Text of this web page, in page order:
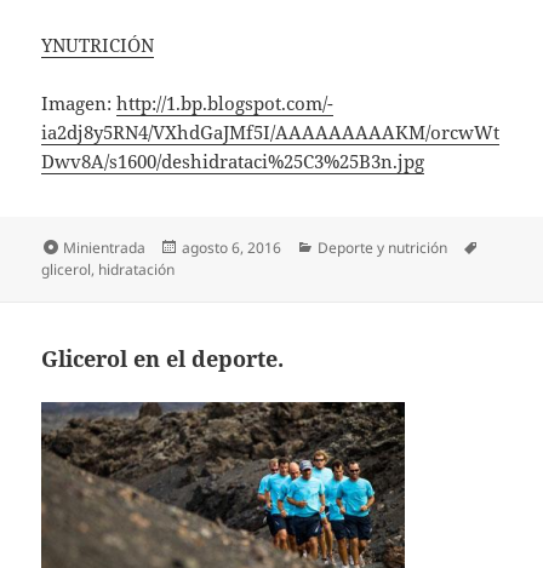
YNUTRICIÓN
Imagen:http://1.bp.blogspot.com/-
ia2dj8y5RN4/VXhdGaJMf5I/AAAAAAAAAKM/orcwWt
Dwv8A/s1600/deshidrataci%25C3%25B3n.jpg
Formato
Minientrada
Publicado
agosto 6, 2016 Categorías
Deporte y nutrición
glicerol, hidratación
Glicerol en el deporte.